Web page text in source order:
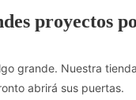
proyectos
grande. Nuestra
abrirá sus puertas.